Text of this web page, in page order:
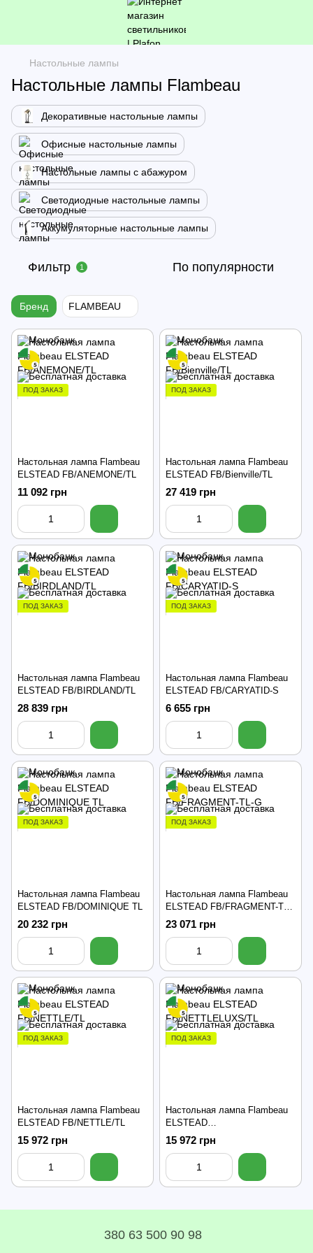
Настольные лампы
Настольные лампы Flambeau
Декоративные настольные лампы
Офисные настольные лампы
Настольные лампы с абажуром
Светодиодные настольные лампы
Аккумуляторные настольные лампы
Фильтр 1 По популярности
Бренд FLAMBEAU
ПОД ЗАКАЗ
Настольная лампа Flambeau
ELSTEAD FB/ANEMONE/TL
11 092 грн
ПОД ЗАКАЗ
Настольная лампа Flambeau
ELSTEAD FB/Bienville/TL
27 419 грн
ПОД ЗАКАЗ
Настольная лампа Flambeau
ELSTEAD FB/BIRDLAND/TL
28 839 грн
ПОД ЗАКАЗ
Настольная лампа Flambeau
ELSTEAD FB/CARYATID-S
6 655 грн
ПОД ЗАКАЗ
Настольная лампа Flambeau
ELSTEAD FB/DOMINIQUE TL
20 232 грн
ПОД ЗАКАЗ
Настольная лампа Flambeau
ELSTEAD FB/FRAGMENT-TL-
G
23 071 грн
ПОД ЗАКАЗ
Настольная лампа Flambeau
ELSTEAD FB/NETTLE/TL
15 972 грн
ПОД ЗАКАЗ
Настольная лампа Flambeau
ELSTEAD
FB/NETTLELUXS/TL
15 972 грн
380 63 500 90 98